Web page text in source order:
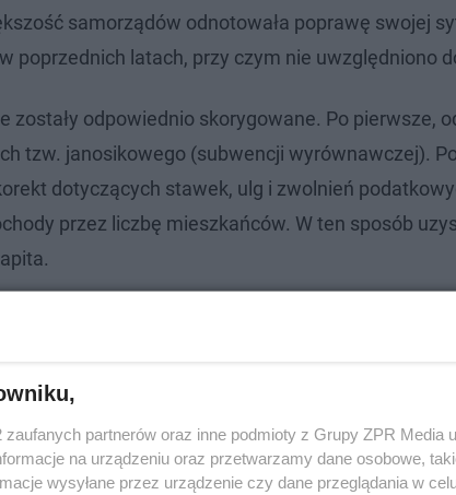
samorządów odnotowała poprawę swojej
poprzednich latach, przy czym nie uwzględniono
odpowiednio skorygowane. Po pierwsze,
tzw. janosikowego (subwencji wyrównawczej).
dotyczących stawek, ulg i zwolnień
przez liczbę mieszkańców. W ten sposób
zaufanych partnerów oraz inne podmioty z Grupy ZPR Media
na urządzeniu oraz przetwarzamy dane osobowe,
wysyłane przez urządzenie czy dane przeglądania w